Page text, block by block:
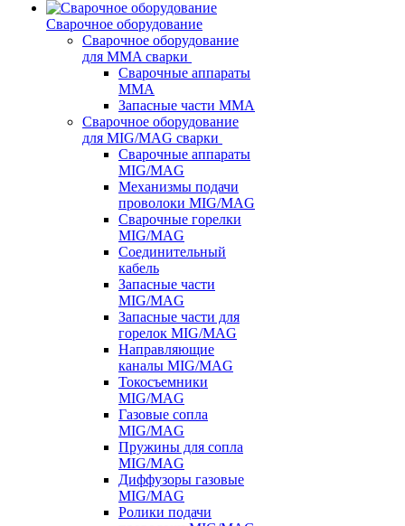
Сварочное оборудование
Сварочное оборудование
для MMA сварки
Сварочные аппараты
MMA
Запасные части MMA
Сварочное оборудование
для MIG/MAG сварки
Сварочные аппараты
MIG/MAG
Механизмы подачи
проволоки MIG/MAG
Сварочные горелки
MIG/MAG
Соединительный
кабель
Запасные части
MIG/MAG
Запасные части для
горелок MIG/MAG
Направляющие
каналы MIG/MAG
Токосъемники
MIG/MAG
Газовые сопла
MIG/MAG
Пружины для сопла
MIG/MAG
Диффузоры газовые
MIG/MAG
Ролики подачи